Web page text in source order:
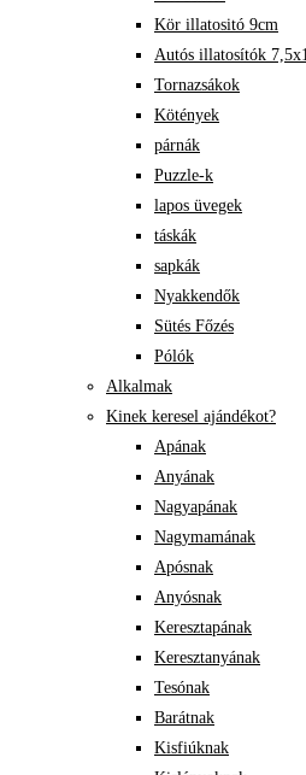
Kör illatositó 9cm
Autós illatosítók
Tornazsákok
Kötények
párnák
Puzzle-k
lapos üvegek
táskák
sapkák
Nyakkendők
Sütés Főzés
Pólók
Alkalmak
Kinek keresel ajándékot?
Apának
Anyának
Nagyapának
Nagymamának
Apósnak
Anyósnak
Keresztapának
Keresztanyának
Tesónak
Barátnak
Kisfiúknak